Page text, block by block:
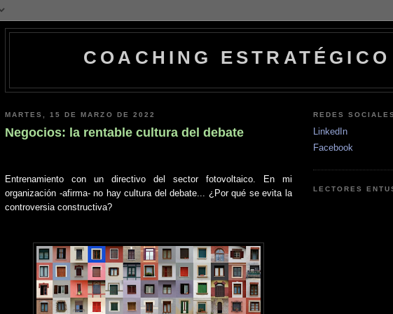
COACHING ESTRATÉGICO
MARTES, 15 DE MARZO DE 2022
Negocios: la rentable cultura del debate
Entrenamiento con un directivo del sector fotovoltaico. En mi
organización -afirma- no hay cultura del debate... ¿Por qué se evita la
controversia constructiva?
REDES SOCIALES
LinkedIn
Facebook
LECTORES